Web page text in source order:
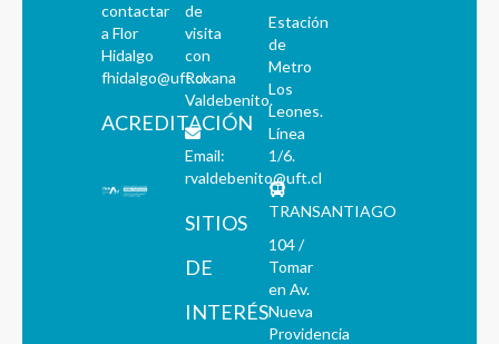
contactar
a Flor
Hidalgo
fhidalgo@uft.cl
ACREDITACIÓN
de
visita
con
Roxana
Valdebenito.
Email:
rvaldebenito@uft.cl
SITIOS
DE
INTERÉS
Estación
de
Metro
Los
Leones.
Línea
1/6.
TRANSANTIAGO
104 /
Tomar
en Av.
Nueva
Providencia